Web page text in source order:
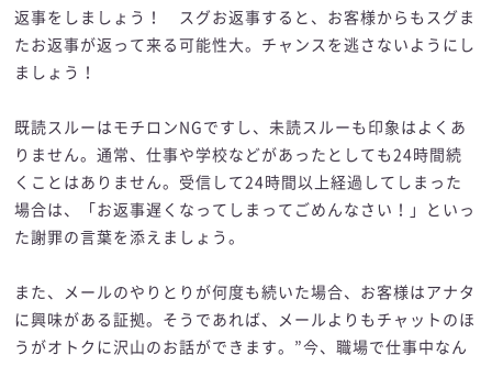
返事をしましょう！ スグお返事すると、お客様からもスグま
たお返事が返って来る可能性大。チャンスを逃さないようにし
ましょう！
既読スルーはモチロンNGですし、未読スルーも印象はよくあ
りません。通常、仕事や学校などがあったとしても24時間続
くことはありません。受信して24時間以上経過してしまった
場合は、「お返事遅くなってしまってごめんなさい！」といっ
た謝罪の言葉を添えましょう。
また、メールのやりとりが何度も続いた場合、お客様はアナタ
に興味がある証拠。そうであれば、メールよりもチャットのほ
うがオトクに沢山のお話ができます。”今、職場で仕事中なん